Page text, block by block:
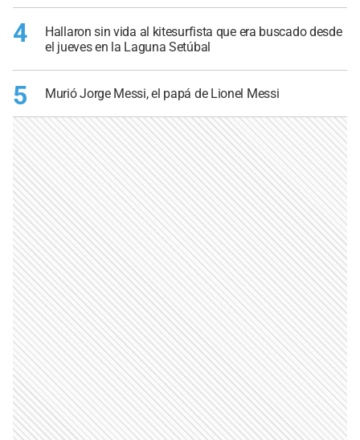
4
Hallaron sin vida al kitesurfista que era buscado desde
el jueves en la Laguna Setúbal
5 Murió Jorge Messi, el papá de Lionel Messi